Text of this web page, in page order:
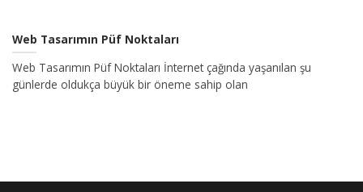
Web Tasarımın Püf Noktaları
Web Tasarımın Püf Noktaları İnternet çağında yaşanılan şu
günlerde oldukça büyük bir öneme sahip olan